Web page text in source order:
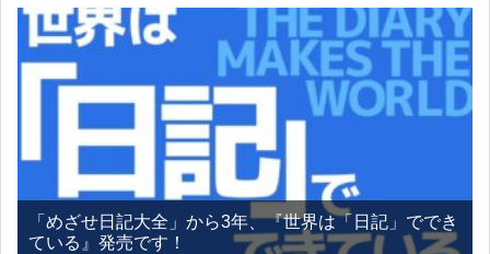
「めざせ日記大全」から3年、『世界は「日記」ででき
ている』発売です！